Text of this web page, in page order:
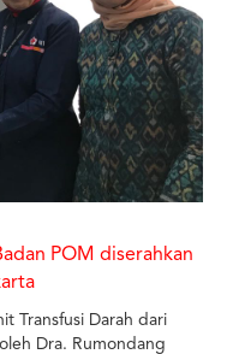
POM diserahkan
Transfusi Darah dari
Dra. Rumondang